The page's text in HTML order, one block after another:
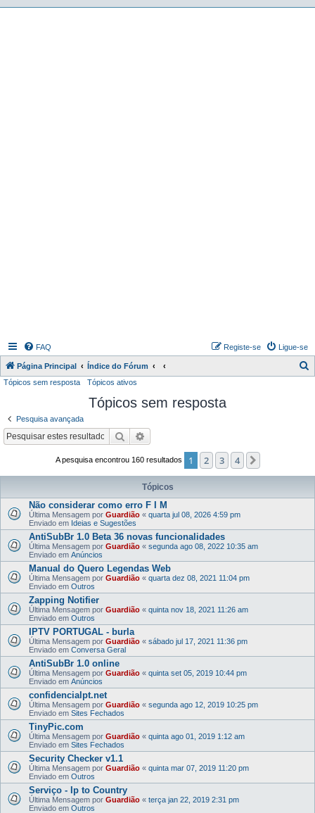
FAQ Ligue-se
Registe-se
Página Principal Índice do Fórum
r
Tópicos sem resposta Tópicos ativos
Tópicos sem resposta
Pesquisa avançada
Pesquisar
A pesquisa encontrou 160 resultados 1 2 3 4
Tópicos
Não considerar como erro F I M
Última Mensagem por Guardião « quarta jul 08, 2026 4:59 pm
Enviado em Ideias e Sugestões
AntiSubBr 1.0 Beta 36 novas funcionalidades
Última Mensagem por Guardião « segunda ago 08, 2022 10:35 am
Enviado em Anúncios
Manual do Quero Legendas Web
Última Mensagem por Guardião « quarta dez 08, 2021 11:04 pm
Enviado em Outros
Zapping Notifier
Última Mensagem por Guardião « quinta nov 18, 2021 11:26 am
Enviado em Outros
IPTV PORTUGAL - burla
Última Mensagem por Guardião « sábado jul 17, 2021 11:36 pm
Enviado em Conversa Geral
AntiSubBr 1.0 online
Última Mensagem por Guardião « quinta set 05, 2019 10:44 pm
Enviado em Anúncios
confidencialpt.net
Última Mensagem por Guardião « segunda ago 12, 2019 10:25 pm
Enviado em Sites Fechados
TinyPic.com
Última Mensagem por Guardião « quinta ago 01, 2019 1:12 am
Enviado em Sites Fechados
Security Checker v1.1
Última Mensagem por Guardião « quinta mar 07, 2019 11:20 pm
Enviado em Outros
Serviço - Ip to Country
Última Mensagem por Guardião « terça jan 22, 2019 2:31 pm
Enviado em Outros